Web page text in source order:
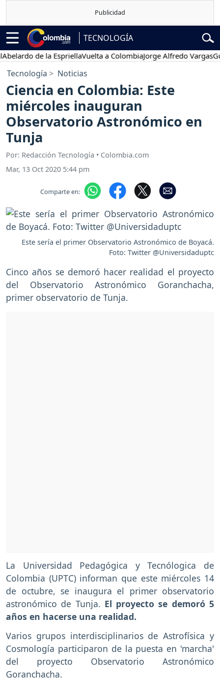
TECNOLOGÍA
de la EspriellaVuelta a ColombiaJorge Alfredo Vargas
Tecnología Noticias
Ciencia en Colombia: Este
miércoles inauguran
Observatorio Astronómico en
Tunja
Por: Redacción Tecnología • Colombia.com
Mar, 13 Oct 2020 5:44 pm
Comparte en:
Este sería el primer Observatorio Astronómico de Boyacá.
Foto: Twitter @Universidaduptc
Cinco años se demoró hacer realidad el proyecto
del Observatorio Astronómico Goranchacha,
primer observatorio de Tunja.
La Universidad Pedagógica y Tecnólogica de
Colombia (UPTC) informan que este miércoles 14
de octubre, se inaugura el primer observatorio
astronómico de Tunja. El proyecto se demoró 5
años en hacerse una realidad.
Varios grupos interdisciplinarios de Astrofísica y
Cosmología participaron de la puesta en 'marcha'
del proyecto Observatorio Astronómico
Goranchacha.